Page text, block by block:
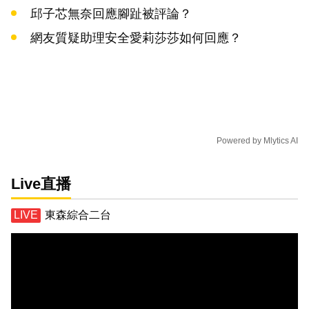
邱子芯無奈回應腳趾被評論？
網友質疑助理安全愛莉莎莎如何回應？
Powered by Mlytics AI
Live直播
東森綜合二台